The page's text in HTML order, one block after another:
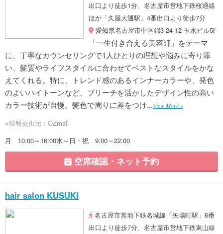
出口より徒歩1分、名古屋市営地下鉄桜通線
ほか「久屋大通駅」4番出口より徒歩7分
愛知県名古屋市中区錦3-24-12 玉水ビル5F
「一生付き合える美容師」をテーマ
に、丁寧なカウンセリングで1人ひとりの理想や悩みに寄り添
い、髪質やライフスタイルに合わせてベストなスタイルをかな
えてくれる。特に、トレンド感のあるインナーカラーや、発色
のよいハイトーンなど、ブリーチを活かしたデザイン性の高い
カラー技術が自慢。髪色で周りに差をつけ...View More »
※情報提供元：OZmall
月 10:00～16:00水～日・祝 9:00～22:00
空席確認・ネット予約
hair salon KUSUKI
名古屋市営地下鉄名城線「矢場町駅」6番
出口より徒歩7分、名古屋市営地下鉄東山線